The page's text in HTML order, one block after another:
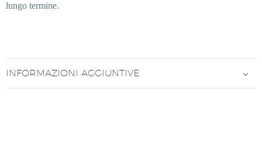
lungo termine.
INFORMAZIONI AGGIUNTIVE